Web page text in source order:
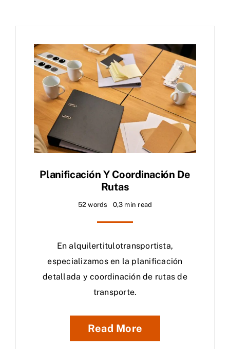
Planificación Y Coordinación De
Rutas
52 words 0,3 min read
En alquilertitulotransportista,
especializamos en la planificación
detallada y coordinación de rutas de
transporte.
Read More